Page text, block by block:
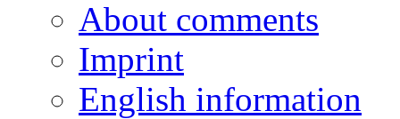
About comments
Imprint
English information